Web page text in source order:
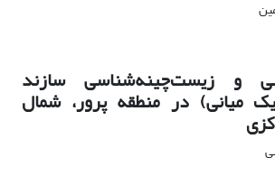
و زیست‌چینه‌شناسی سازند
میانی) در منطقه پرور، شمال